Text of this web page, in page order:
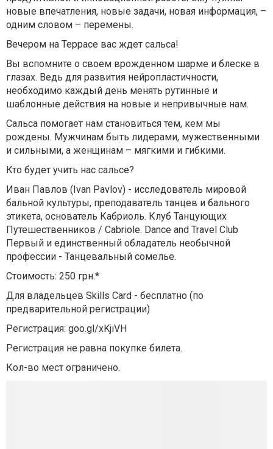
новые впечатления, новые задачи, новая информация, –
одним словом – перемены.
Вечером на Террасе вас ждет сальса!
Вы вспомните о своем врожденном шарме и блеске в
глазах. Ведь для развития нейропластичности,
необходимо каждый день менять рутинные и
шаблонные действия на новые и непривычные нам.
Сальса помогает нам становиться тем, кем мы
рождены. Мужчинам быть лидерами, мужественными
и сильными, а женщинам – мягкими и гибкими.
Кто будет учить нас сальсе?
Иван Павлов (Ivan Pavlov) - исследователь мировой
бальной культуры, преподаватель танцев и бального
этикета, основатель Кабриоль. Клуб Танцующих
Путешественников / Cabriole. Dance and Travel Club
Первый и единственный обладатель необычной
профессии - Танцевальный сомелье.
Стоимость: 250 грн.*
Для владельцев Skills Card - бесплатно (по
предварительной регистрации)
Регистрация: goo.gl/xKjiVH
Регистрация не равна покупке билета.
Кол-во мест ограничено.